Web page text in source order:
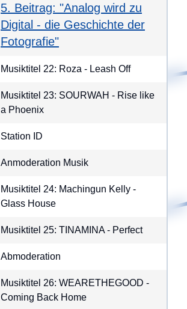
5. Beitrag: "Analog wird zu
Digital - die Geschichte der
Fotografie"
Musiktitel 22: Roza - Leash Off
Musiktitel 23: SOURWAH - Rise like
a Phoenix
Station ID
Anmoderation Musik
Musiktitel 24: Machingun Kelly -
Glass House
Musiktitel 25: TINAMINA - Perfect
Abmoderation
Musiktitel 26: WEARETHEGOOD -
Coming Back Home